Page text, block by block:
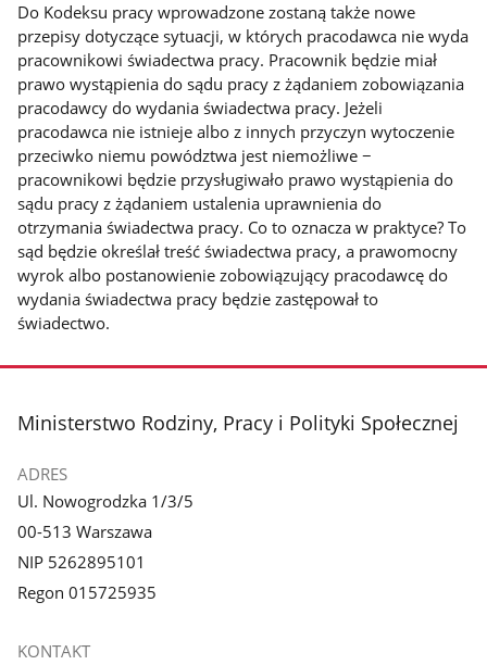
Do Kodeksu pracy wprowadzone zostaną także nowe
przepisy dotyczące sytuacji, w których pracodawca nie wyda
pracownikowi świadectwa pracy. Pracownik będzie miał
prawo wystąpienia do sądu pracy z żądaniem zobowiązania
pracodawcy do wydania świadectwa pracy. Jeżeli
pracodawca nie istnieje albo z innych przyczyn wytoczenie
przeciwko niemu powództwa jest niemożliwe −
pracownikowi będzie przysługiwało prawo wystąpienia do
sądu pracy z żądaniem ustalenia uprawnienia do
otrzymania świadectwa pracy. Co to oznacza w praktyce? To
sąd będzie określał treść świadectwa pracy, a prawomocny
wyrok albo postanowienie zobowiązujący pracodawcę do
wydania świadectwa pracy będzie zastępował to
świadectwo.
stopka
Ministerstwo Rodziny, Pracy i Polityki Społecznej
ADRES
Ul. Nowogrodzka 1/3/5
00-513 Warszawa
NIP 5262895101
Regon 015725935
KONTAKT